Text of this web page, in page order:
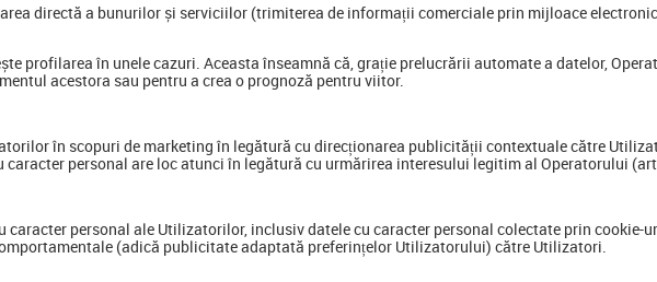
directă a bunurilor și serviciilor (trimiterea de informații comerciale prin mijloace
profilarea în unele cazuri. Aceasta înseamnă că, grație prelucrării automate a datelor,
acestora sau pentru a crea o prognoză pentru viitor.
în scopuri de marketing în legătură cu direcționarea publicității contextuale către
personal are loc atunci în legătură cu urmărirea interesului legitim al Operatorului
caracter personal ale Utilizatorilor, inclusiv datele cu caracter personal colectate prin cookie-
(adică publicitate adaptată preferințelor Utilizatorului) către Utilizatori.